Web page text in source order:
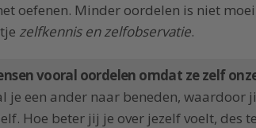
oefenen. Minder oordelen is niet
zelfkennis en zelfobservatie.
vooral oordelen omdat ze zelf
je een ander naar beneden, waardoor
Hoe beter jij je over jezelf voelt, des